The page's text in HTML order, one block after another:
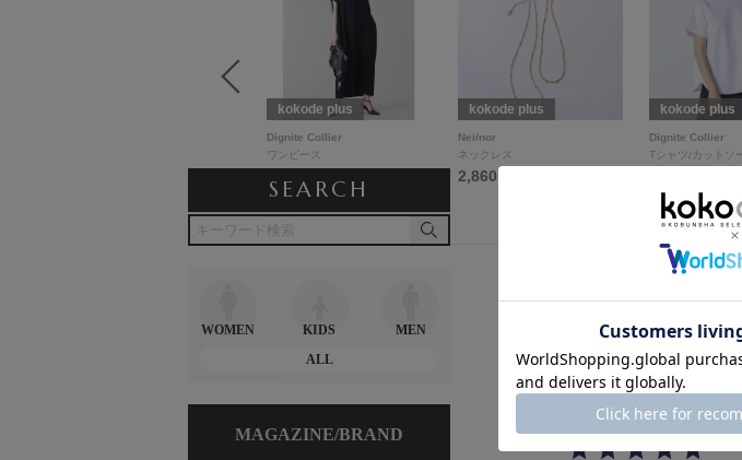
SEARCH
WOMEN KIDS
MEN
ALL
MAGAZINE/BRAND
kokode plus
Dignite Collier
ワンピース
kokode plus
Nei/nor
ネックレス
2,860円
kokode plus
Dignite Collier
Tシャツ/カットソ
0
s
t
a
r
r
a
0 レビュ